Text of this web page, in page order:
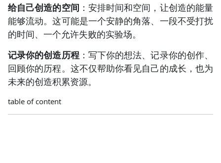
给自己创造的空间 ：安排时间和空间，让创造的能量
能够流动。这可能是一个安静的角落、一段不受打扰
的时间、一个允许失败的实验场。
记录你的创造历程：写下你的想法、记录你的创作、
回顾你的历程。这不仅帮助你看见自己的成长，也为
未来的创造积累资源。
table of content